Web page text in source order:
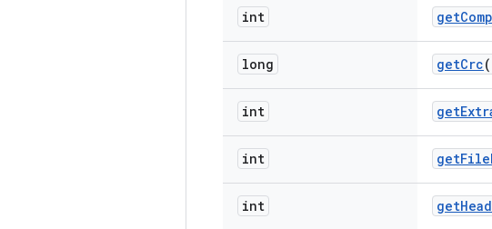
int get
long getCrc
int get
int getFile
int get